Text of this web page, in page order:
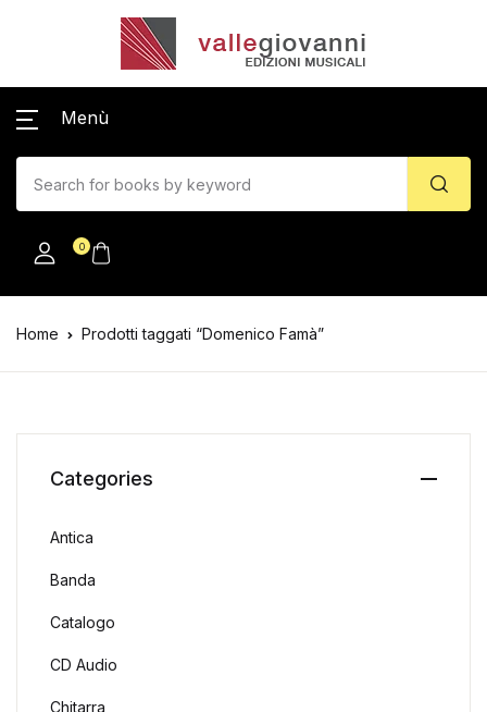
Menù
0
Home Prodotti taggati “Domenico Famà”
Categories
Antica
Banda
Catalogo
CD Audio
Chitarra